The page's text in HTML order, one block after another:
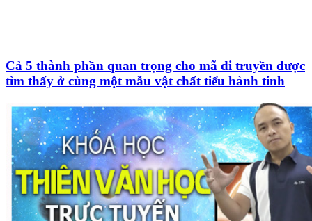
Cả 5 thành phần quan trọng cho mã di truyền được
tìm thấy ở cùng một mẫu vật chất tiểu hành tinh